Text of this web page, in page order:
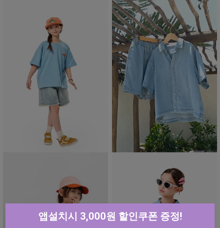
앱설치시 3,000원 할인쿠폰 증정!